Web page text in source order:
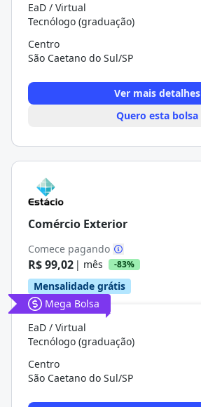
EaD / Virtual
Tecnólogo (graduação)
Centro
São Caetano do Sul/SP
Ver mais detalhes
Quero esta bolsa
Comércio Exterior
Comece pagando
R$ 99,02 | mês -83%
Mensalidade grátis
Mega Bolsa
EaD / Virtual
Tecnólogo (graduação)
Centro
São Caetano do Sul/SP